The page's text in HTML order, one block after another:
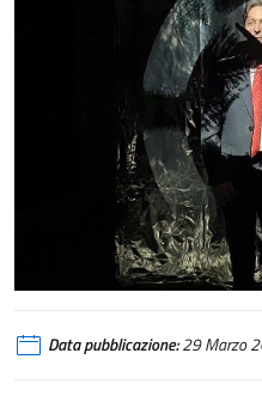
Data pubblicazione:29 Marzo